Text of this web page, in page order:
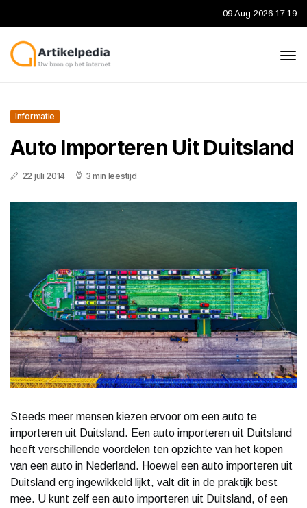
09 Aug 2026 17:19
Informatie
Auto Importeren Uit Duitsland
22 juli 2014 3 min leestijd
Steeds meer mensen kiezen ervoor om een auto te
importeren uit Duitsland. Een auto importeren uit Duitsland
heeft verschillende voordelen ten opzichte van het kopen
van een auto in Nederland. Hoewel een auto importeren uit
Duitsland erg ingewikkeld lijkt, valt dit in de praktijk best
mee. U kunt zelf een auto importeren uit Duitsland, of een